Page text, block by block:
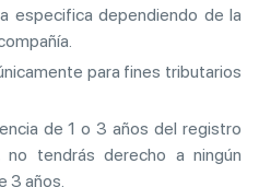
especifica dependiendo de la
para fines tributarios
de 1 o 3 años del registro
no tendrás derecho a ningún
3 años.